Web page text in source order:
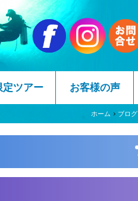
定ツアー お客様の声
ホーム ブログ